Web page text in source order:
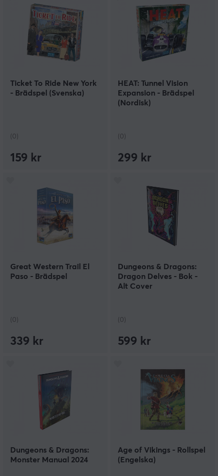
Ticket To Ride New York
- Brädspel (Svenska)
(0)
159 kr
HEAT: Tunnel Vision
Expansion - Brädspel
(Nordisk)
(0)
299 kr
Great Western Trail El
Paso - Brädspel
(0)
339 kr
Dungeons & Dragons:
Dragon Delves - Bok -
Alt Cover
(0)
599 kr
Dungeons & Dragons:
Monster Manual 2024
Age of Vikings - Rollspel
(Engelska)